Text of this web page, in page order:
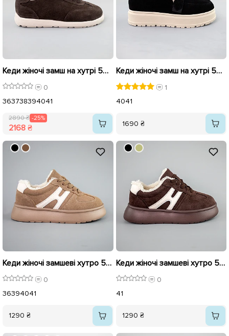
Кеди жіночі замш на хутрі 592635 Коричневі розпродаж
0
363738394041
2890 ₴ -25%
2168 ₴
Кеди жіночі замш на хутрі 593139 Чорні
1
4041
1690 ₴
Кеди жіночі замшеві хутро 593445 Бежеві
0
36394041
1290 ₴
Кеди жіночі замшеві хутро 593444 Коричневі
0
41
1290 ₴